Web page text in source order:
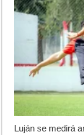
Luján se medirá